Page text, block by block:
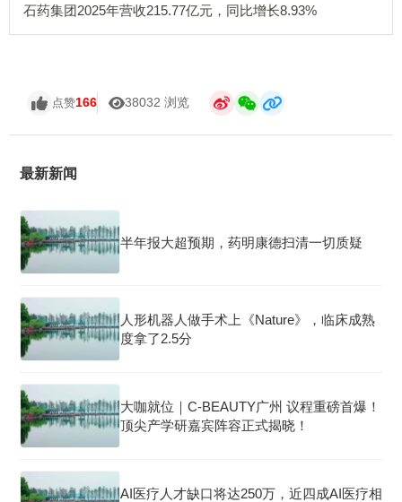
石药集团2025年营收215.77亿元，同比增长8.93%
点赞166 38032 浏览
最新新闻
半年报大超预期，药明康德扫清一切质疑
人形机器人做手术上《Nature》，临床成熟
度拿了2.5分
大咖就位｜C-BEAUTY广州 议程重磅首爆！
顶尖产学研嘉宾阵容正式揭晓！
AI医疗人才缺口将达250万，近四成AI医疗相